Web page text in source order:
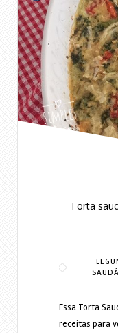
Torta
Essa Torta
receitas para